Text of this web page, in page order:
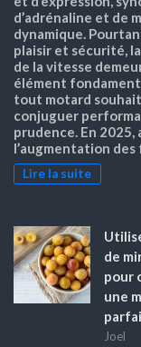
d’adrénaline et de
dynamique.
plaisir et sécurité,
de la vitesse
élément
tout motard
conjuguer
prudence. En 2025,
l’augmentation
Lire la suite
de
pour
une
Joel